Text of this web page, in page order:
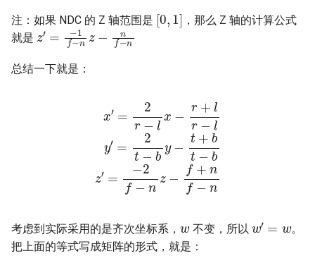
注：如果 NDC 的 Z 轴范围是
[0 1
，那么 Z 轴的计算公式
就是 z′= −1f −nz −nf−n
总结一下就是：
−r y′=2t
−b 2f− n
+
考虑到实际采用的是齐次坐标系， 不变，所以
w′
。
把上面的等式写成矩阵的形式，就是：